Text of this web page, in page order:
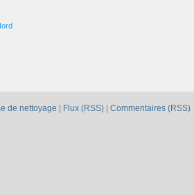
de nettoyage Flux (RSS) Commentaires (RSS)